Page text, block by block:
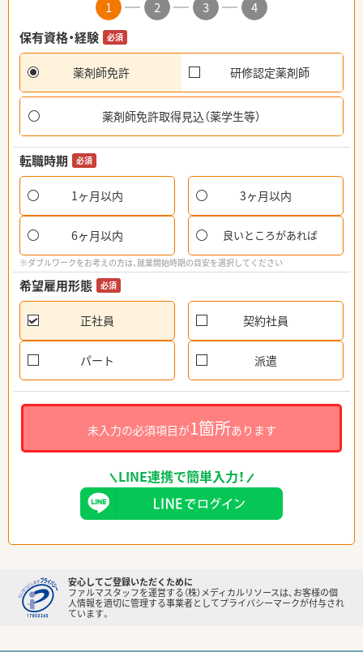
1 2 3
4
保有資格・経験
必須
薬剤師免許 研修認定薬剤師
薬剤師免許取得見込（薬学生等）
転職時期 必須
1ヶ月以内 3ヶ月以内
6ヶ月以内 良いところがあれば
※ダブルワークをお考えの方は、就業開始時期の目安を選択してください
希望雇用形態 必須
正社員 契約社員
パート 派遣
未入力の必須項目が1箇所あります
LINE連携で簡単入力！
安心してご登録いただくために
ファルマスタッフを運営する（株）メディカルリソースは、お客様の個
人情報を適切に管理する事業者としてプライバシーマークが付与され
ています。